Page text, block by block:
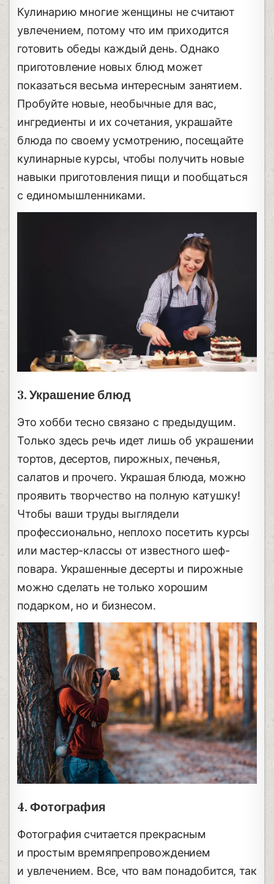
Кулинарию многие женщины не считают
увлечением, потому что им приходится
готовить обеды каждый день. Однако
приготовление новых блюд может
показаться весьма интересным занятием.
Пробуйте новые, необычные для вас,
ингредиенты и их сочетания, украшайте
блюда по своему усмотрению, посещайте
кулинарные курсы, чтобы получить новые
навыки приготовления пищи и пообщаться
с единомышленниками.
3. Украшение блюд
Это хобби тесно связано с предыдущим.
Только здесь речь идет лишь об украшении
тортов, десертов, пирожных, печенья,
салатов и прочего. Украшая блюда, можно
проявить творчество на полную катушку!
Чтобы ваши труды выглядели
профессионально, неплохо посетить курсы
или мастер-классы от известного шеф-
повара. Украшенные десерты и пирожные
можно сделать не только хорошим
подарком, но и бизнесом.
4. Фотография
Фотография считается прекрасным
и простым времяпрепровождением
и увлечением. Все, что вам понадобится, так